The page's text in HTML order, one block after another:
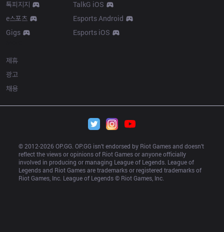
톡피지지
e스포츠
Gigs
TalkG iOS
Esports Android
Esports iOS
제휴
광고
채용
© 2012-2026 OP.GG. OP.GG isn’t endorsed by Riot Games and doesn’t
reflect the views or opinions of Riot Games or anyone officially
involved in producing or managing League of Legends. League of
Legends and Riot Games are trademarks or registered trademarks of
Riot Games, Inc. League of Legends © Riot Games, Inc.